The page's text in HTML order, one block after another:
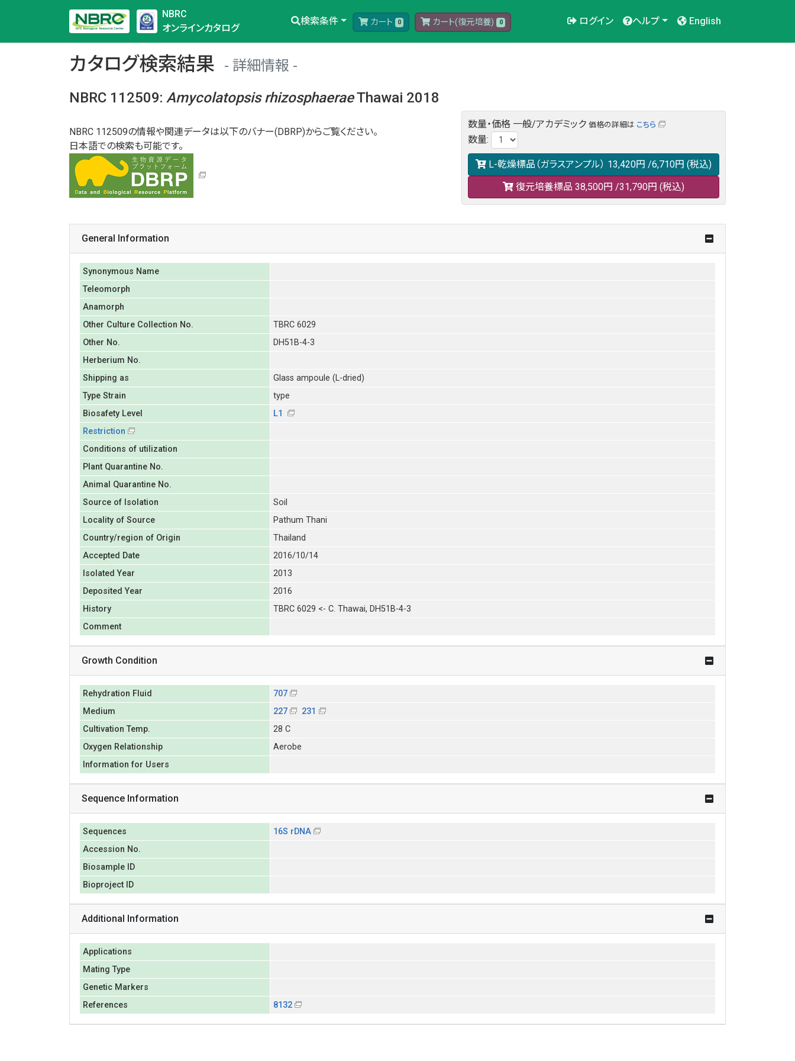
NBRC
オンラインカタログ
検索条件 カート 0 カート(復元培養) 0 ログイン ヘルプ English
カタログ検索結果
詳細情報
NBRC 112509: Amycolatopsis rhizosphaeraeThawai 2018
NBRC 112509の情報や関連データは以下のバナー(DBRP)からご覧ください。
日本語での検索も可能です。
数量・価格 一般/アカデミック 価格の詳細は こちら
数量:
L-乾燥標品（ガラスアンプル） 13,420円 /6,710円 (税込)
復元培養標品 38,500円 /31,790円 (税込)
General Information
Synonymous Name
Teleomorph
Anamorph
Other Culture Collection No.
TBRC 6029
Other No.
DH51B-4-3
Herberium No.
Shipping as
Glass ampoule (L-dried)
Type Strain
type
Biosafety Level
L1
Restriction
Conditions of utilization
Plant Quarantine No.
Animal Quarantine No.
Source of Isolation
Soil
Locality of Source
Pathum Thani
Country/region of Origin
Thailand
Accepted Date
2016/10/14
Isolated Year
2013
Deposited Year
2016
History
TBRC 6029 <- C. Thawai, DH51B-4-3
Comment
Growth Condition
Rehydration Fluid
707
Medium
227
231
Cultivation Temp.
28 C
Oxygen Relationship
Aerobe
Information for Users
Sequence Information
Sequences
16S rDNA
Accession No.
Biosample ID
Bioproject ID
Additional Information
Applications
Mating Type
Genetic Markers
References
8132